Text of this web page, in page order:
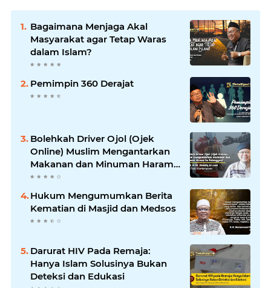
Bagaimana Menjaga Akal
Masyarakat agar Tetap Waras
dalam Islam?
Pemimpin 360 Derajat
Bolehkah Driver Ojol (Ojek
Online) Muslim Mengantarkan
Makanan dan Minuman Haram
ke Pelanggan?
Hukum Mengumumkan Berita
Kematian di Masjid dan Medsos
Darurat HIV Pada Remaja:
Hanya Islam Solusinya Bukan
Deteksi dan Edukasi